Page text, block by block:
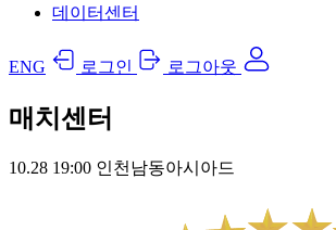
데이터센터
ENG 로그인 로그아웃
매치센터
10.28 19:00 인천남동아시아드